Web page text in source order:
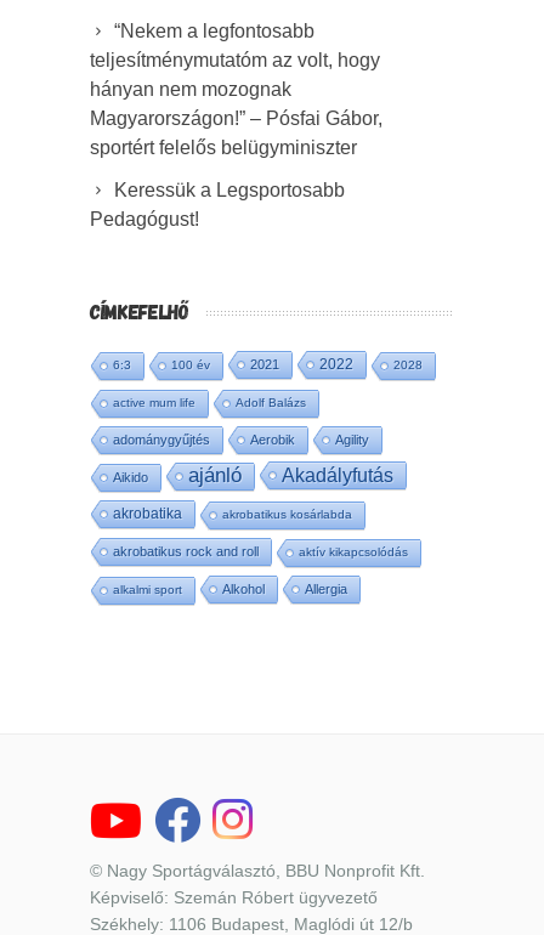
“Nekem a legfontosabb
teljesítménymutatóm az volt, hogy
hányan nem mozognak
Magyarországon!” – Pósfai Gábor,
sportért felelős belügyminiszter
Keressük a Legsportosabb
Pedagógust!
CÍMKEFELHŐ
6:3 100 év 2021 2022 2028
active mum life Adolf Balázs
adománygyűjtés Aerobik Agility
Aikido ajánló Akadályfutás
akrobatika akrobatikus kosárlabda
akrobatikus rock and roll aktív kikapcsolódás
alkalmi sport Alkohol Allergia
© Nagy Sportágválasztó, BBU Nonprofit Kft.
Képviselő: Szemán Róbert ügyvezető
Székhely: 1106 Budapest, Maglódi út 12/b